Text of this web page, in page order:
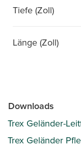
Tiefe (Zoll)
Länge (Zoll)
Downloads
Trex Geländer-
Trex Geländer